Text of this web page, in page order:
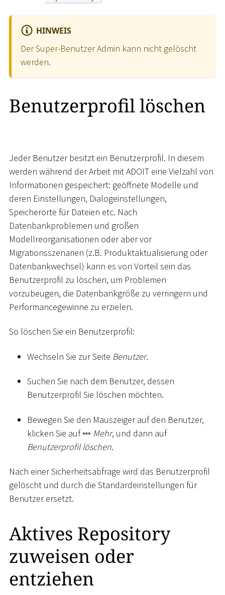
HINWEIS
Der Super-Benutzer Admin kann nicht gelöscht
werden.
Benutzerprofil löschen
Jeder Benutzer besitzt ein Benutzerprofil. In diesem
werden während der Arbeit mit ADOIT eine Vielzahl von
Informationen gespeichert: geöffnete Modelle und
deren Einstellungen, Dialogeinstellungen,
Speicherorte für Dateien etc. Nach
Datenbankproblemen und großen
Modellreorganisationen oder aber vor
Migrationsszenarien (z.B. Produktaktualisierung oder
Datenbankwechsel) kann es von Vorteil sein das
Benutzerprofil zu löschen, um Problemen
vorzubeugen, die Datenbankgröße zu verringern und
Performancegewinne zu erzielen.
So löschen Sie ein Benutzerprofil:
Wechseln Sie zur Seite Benutzer.
Suchen Sie nach dem Benutzer, dessen
Benutzerprofil Sie löschen möchten.
Bewegen Sie den Mauszeiger auf den Benutzer,
klicken Sie auf
Mehr, und dann auf
Benutzerprofil löschen.
Nach einer Sicherheitsabfrage wird das Benutzerprofil
gelöscht und durch die Standardeinstellungen für
Benutzer ersetzt.
Aktives Repository
zuweisen oder
entziehen